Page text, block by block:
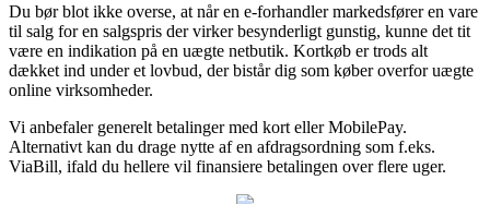
Du bør blot ikke overse, at når en e-forhandler markedsfører en vare
til salg for en salgspris der virker besynderligt gunstig, kunne det tit
være en indikation på en uægte netbutik. Kortkøb er trods alt
dækket ind under et lovbud, der bistår dig som køber overfor uægte
online virksomheder.
Vi anbefaler generelt betalinger med kort eller MobilePay.
Alternativt kan du drage nytte af en afdragsordning som f.eks.
ViaBill, ifald du hellere vil finansiere betalingen over flere uger.